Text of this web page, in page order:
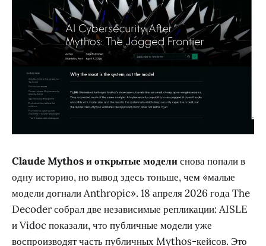
Claude Mythos и открытые моделиснова попали в
одну историю, но вывод здесь тоньше, чем «малые
модели догнали Anthropic». 18 апреля 2026 года The
Decoder собрал две независимые репликации: AISLE
и Vidoc показали, что публичные модели уже
воспроизводят часть публичных Mythos-кейсов. Это